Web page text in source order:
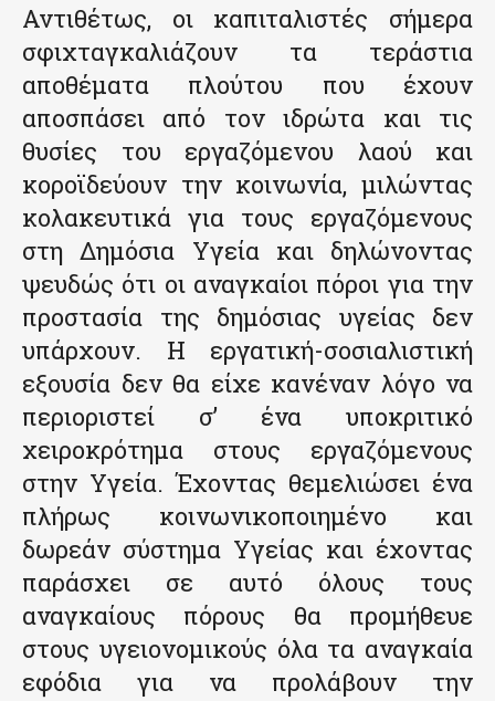
Αντιθέτως, οι καπιταλιστές σήμερα
σφιχταγκαλιάζουν τα τεράστια
αποθέματα πλούτου που έχουν
αποσπάσει από τον ιδρώτα και τις
θυσίες του εργαζόμενου λαού και
κοροϊδεύουν την κοινωνία, μιλώντας
κολακευτικά για τους εργαζόμενους
στη Δημόσια Υγεία και δηλώνοντας
ψευδώς ότι οι αναγκαίοι πόροι για την
προστασία της δημόσιας υγείας δεν
υπάρχουν. Η εργατική-σοσιαλιστική
εξουσία δεν θα είχε κανέναν λόγο να
περιοριστεί σ’ ένα υποκριτικό
χειροκρότημα στους εργαζόμενους
στην Υγεία. Έχοντας θεμελιώσει ένα
πλήρως κοινωνικοποιημένο και
δωρεάν σύστημα Υγείας και έχοντας
παράσχει σε αυτό όλους τους
αναγκαίους πόρους θα προμήθευε
στους υγειονομικούς όλα τα αναγκαία
εφόδια για να προλάβουν την